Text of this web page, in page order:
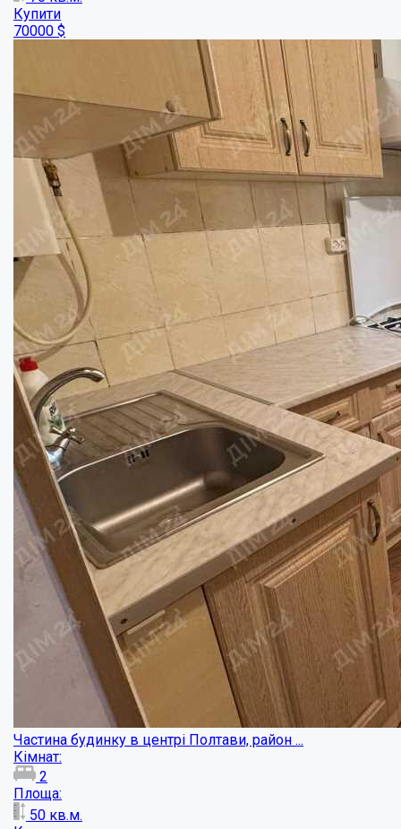
Частина будинку в центрі Полтави, район ...
Кімнат:
Площа:
кв.м.
Купити